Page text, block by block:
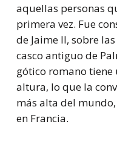
aquellas personas
primera vez. Fue
de Jaime II, sobre
casco antiguo de
gótico romano tiene
altura, lo que la
más alta del
en Francia.